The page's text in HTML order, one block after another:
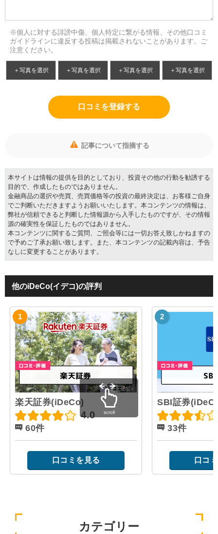
※個人に対する誹謗中傷、個人特定に繋がる情報、その他口コミ
ガイドラインに違反する投稿は掲載されないことがあります。ご
注意ください。
＋写真を選択 ＋写真を選択 ＋写真を選択 ＋写真を選択
口コミを登録する
記事について指摘する
本サイトは情報の提供を目的としており、投資その他の行動を勧誘する
目的で、作成したものではありません。
金融商品の選択や売買、売買価格等の投資の最終決定は、お客様ご自身
でご判断いただきますようお願いいたします。本コンテンツの情報は、
弊社が信頼できると判断した情報源から入手したものですが、その情報
源の確実性を保証したものではありません。
本コンテンツに関するご質問、ご照会等には一切お答え致しかねますの
で予めご了承お願い致します。また、本コンテンツの記載内容は、予告
なしに変更することがあります。
他のiDeCo(イデコ)の評判
楽天証券(iDeCo)
4.0
60件
口コミを見る
SBI証券
33件
口コ
scroll
カテゴリー